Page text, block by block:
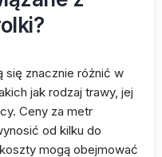
się znacznie różnić w
jak rodzaj trawy, jej
Ceny za metr
od kilku do
mogą obejmować